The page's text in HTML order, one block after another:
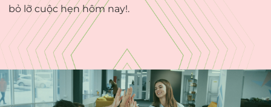
bỏ lỡ cuộc hẹn hôm nay!.